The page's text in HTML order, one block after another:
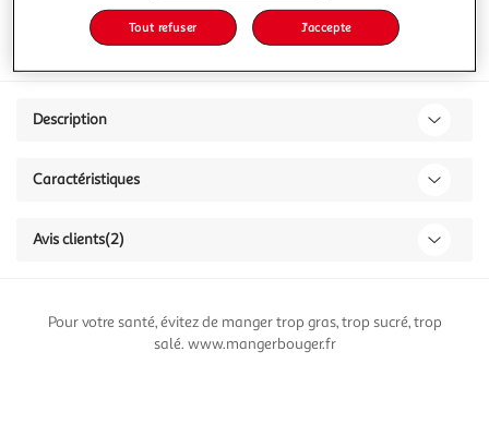
Description
Caractéristiques
Avis clients(2)
Pour votre santé, évitez de manger trop gras, trop sucré, trop
salé. www.mangerbouger.fr
Tout refuser J'accepte